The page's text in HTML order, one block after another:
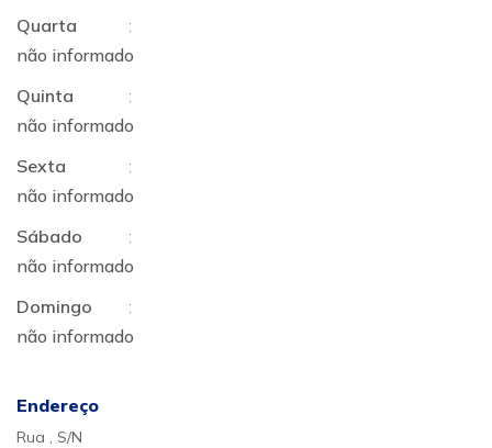
Quarta
:
não informado
Quinta
:
não informado
Sexta
:
não informado
Sábado
:
não informado
Domingo
:
não informado
Endereço
Rua , S/N